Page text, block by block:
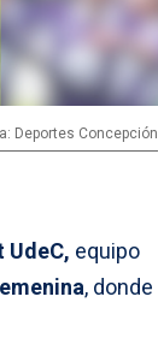
Deportes Concepción
UdeC, equipo
, donde